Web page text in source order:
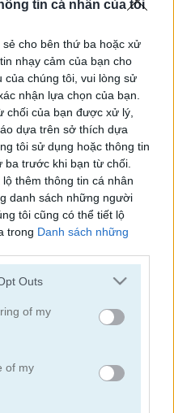
tin cá nhân của tôi
cho bên thứ ba hoặc xử
nhạy cảm của bạn cho
của chúng tôi, vui lòng sử
nhận lựa chọn của bạn.
chối của bạn được xử lý,
dựa trên sở thích dựa
tôi sử dụng hoặc thông tin
trước khi bạn từ chối.
thêm thông tin cá nhân
danh sách những người
tôi cũng có thể tiết lộ
trong Danh sách những
thứ ba khác.
information including but
You may click to
its third-party tags to
purposes in below Google
Outs
of my
of my
Peet Sneak
Chainy Chisai Medieval 2